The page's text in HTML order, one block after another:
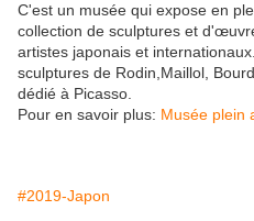
C'est un musée qui expose en
collection de sculptures et
artistes japonais et
sculptures de Rodin,Maillol,
dédié à Picasso.
Pour en savoir plus: Musée plein
#2019-Japon